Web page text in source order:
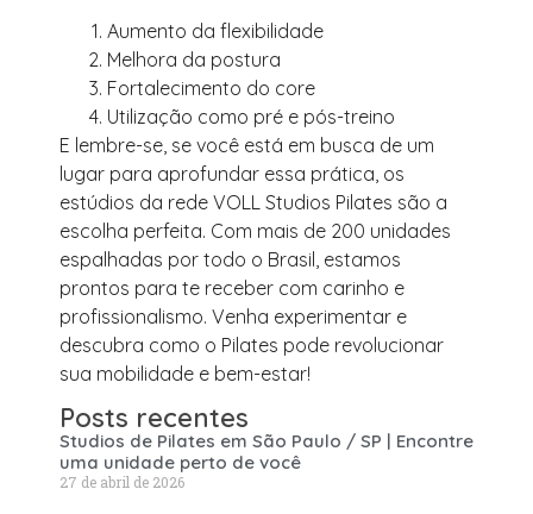
Aumento da flexibilidade
Melhora da postura
Fortalecimento do core
Utilização como pré e pós-treino
E lembre-se, se você está em busca de um
lugar para aprofundar essa prática, os
estúdios da rede VOLL Studios Pilates são a
escolha perfeita. Com mais de 200 unidades
espalhadas por todo o Brasil, estamos
prontos para te receber com carinho e
profissionalismo. Venha experimentar e
descubra como o Pilates pode revolucionar
sua mobilidade e bem-estar!
Posts recentes
Studios de Pilates em São Paulo / SP | Encontre
uma unidade perto de você
27 de abril de 2026